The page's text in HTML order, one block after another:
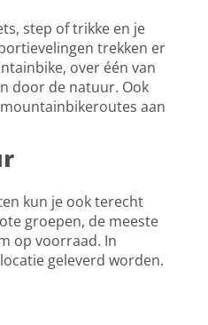
step of trikke en je
trekken er
over één van
door de natuur. Ook
aan
kun je ook terecht
groepen, de meeste
op voorraad. In
geleverd worden.